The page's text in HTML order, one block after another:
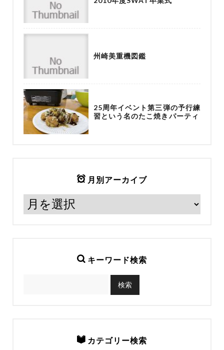
州崎美重機図鑑
25周年イベント第三弾の予行練
習という名のたこ焼きパーティ
月別アーカイブ
キーワード検索
カテゴリー検索